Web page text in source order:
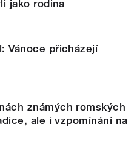
jako rodina
Vánoce přicházejí
známých romských
ale i vzpomínání na